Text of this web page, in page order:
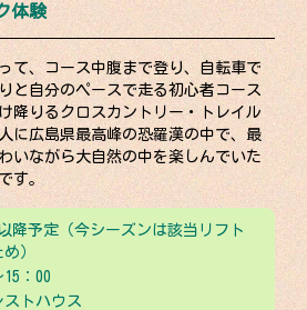
体験
て、コース中腹まで登り、自転車で
と自分のペースで走る初心者コース
降りるクロスカントリー・トレイル
に広島県最高峰の恐羅漢の中で、最
いながら大自然の中を楽しんでいた
す。
降予定（今シーズンは該当リフト
）
15：00
ストハウス